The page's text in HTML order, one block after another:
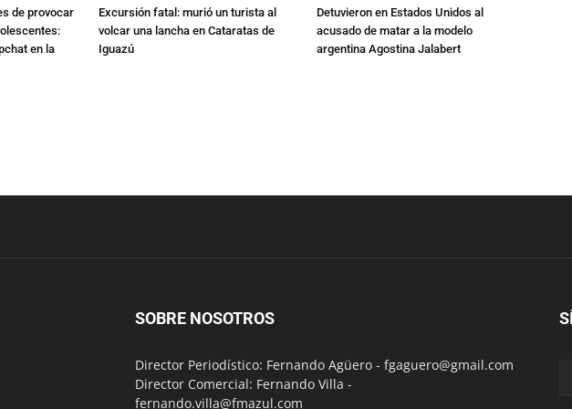
de provocar
en la
Excursión fatal: murió un turista al
volcar una lancha en Cataratas de
Iguazú
Detuvieron en Estados Unidos al
acusado de matar a la modelo
argentina Agostina Jalabert
SOBRE NOSOTROS
Director Periodístico: Fernando Agüero - fgaguero@gmail.com
Director Comercial: Fernando Villa -
fernando.villa@fmazul.com